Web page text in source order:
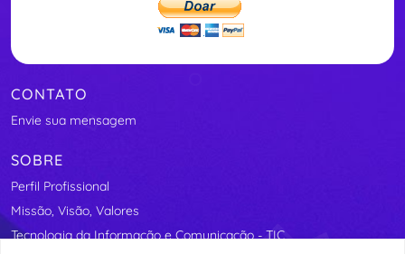
CONTATO
Envie sua mensagem
SOBRE
Perfil Profissional
Missão, Visão, Valores
Tecnologia da Informação e Comunicação - TIC